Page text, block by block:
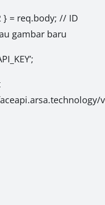
} = req.body; // ID
gambar baru